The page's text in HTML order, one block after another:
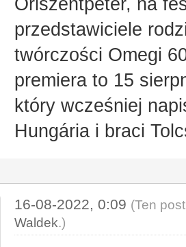
przedstawiciele
twórczości Omegi
premiera to 15
który wcześniej
Hungária i braci
16-08-2022, 0:09 (Ten
Waldek.)